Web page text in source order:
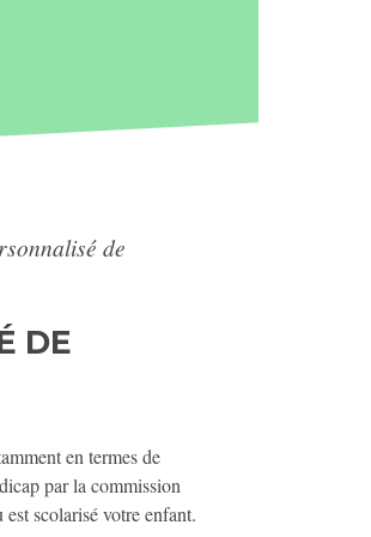
de
DE
en termes de
par la commission
scolarisé votre enfant.